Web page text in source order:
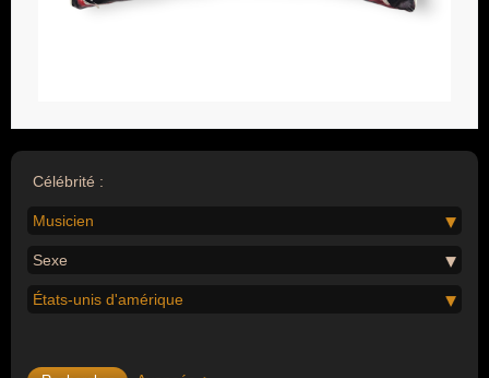
Célébrité :
Musicien
Sexe
États-unis d'amérique